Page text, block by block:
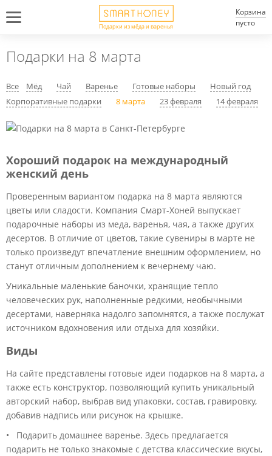
Подарки из мёда и варенья
Корзина
пусто
Подарки на 8 марта
Все Мёд Чай Варенье Готовые наборы
Новый год
Корпоративные подарки
8 марта 23 февраля 14 февраля
Хороший подарок на международный
женский день
Проверенным вариантом подарка на 8 марта являются
цветы или сладости. Компания Смарт-Хоней выпускает
подарочные наборы из меда, варенья, чая, а также других
десертов. В отличие от цветов, такие сувениры в марте не
только произведут впечатление внешним оформлением, но
станут отличным дополнением к вечернему чаю.
Уникальные маленькие баночки, хранящие тепло
человеческих рук, наполненные редкими, необычными
десертами, наверняка надолго запомнятся, а также послужат
источником вдохновения или отдыха для хозяйки.
Виды
На сайте представлены готовые идеи подарков на 8 марта, а
также есть конструктор, позволяющий купить уникальный
авторский набор, выбрав вид упаковки, состав, гравировку,
добавив надпись или рисунок на крышке.
• Подарить домашнее варенье. Здесь предлагается
подарить не только знакомые с детства классические вкусы,